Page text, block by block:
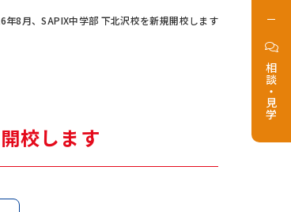
年8月、SAPIX中学部 下北沢校を新規開校します
校します
相談・見学